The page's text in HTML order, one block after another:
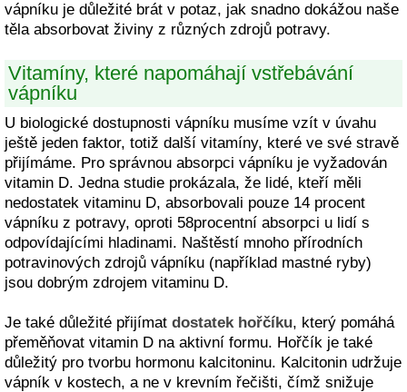
vápníku je důležité brát v potaz, jak snadno dokážou naše
těla absorbovat živiny z různých zdrojů potravy.
Vitamíny, které napomáhají vstřebávání
vápníku
U biologické dostupnosti vápníku musíme vzít v úvahu
ještě jeden faktor, totiž další vitamíny, které ve své stravě
přijímáme. Pro správnou absorpci vápníku je vyžadován
vitamin D. Jedna studie prokázala, že lidé, kteří měli
nedostatek vitaminu D, absorbovali pouze 14 procent
vápníku z potravy, oproti 58procentní absorpci u lidí s
odpovídajícími hladinami. Naštěstí mnoho přírodních
potravinových zdrojů vápníku (například mastné ryby)
jsou dobrým zdrojem vitaminu D.
Je také důležité přijímat dostatek hořčíku, který pomáhá
přeměňovat vitamin D na aktivní formu. Hořčík je také
důležitý pro tvorbu hormonu kalcitoninu. Kalcitonin udržuje
vápník v kostech, a ne v krevním řečišti, čímž snižuje